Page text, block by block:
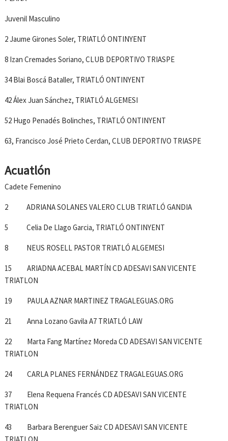
Juvenil Masculino
2 Jaume Girones Soler, TRIATLÓ ONTINYENT
8 Izan Cremades Soriano, CLUB DEPORTIVO TRIASPE
34 Blai Boscá Bataller, TRIATLÓ ONTINYENT
42 Álex Juan Sánchez, TRIATLÓ ALGEMESI
52 Hugo Penadés Bolinches, TRIATLÓ ONTINYENT
63, Francisco José Prieto Cerdan, CLUB DEPORTIVO TRIASPE
Acuatlón
Cadete Femenino
2 ADRIANA SOLANES VALERO CLUB TRIATLÓ GANDIA
5 Celia De Llago Garcia, TRIATLÓ ONTINYENT
8 NEUS ROSELL PASTOR TRIATLÓ ALGEMESI
15 ARIADNA ACEBAL MARTÍN CD ADESAVI SAN VICENTE
TRIATLON
19 PAULA AZNAR MARTINEZ TRAGALEGUAS.ORG
21 Anna Lozano Gavila A7 TRIATLÓ LAW
22 Marta Fang Martínez Moreda CD ADESAVI SAN VICENTE
TRIATLON
24 CARLA PLANES FERNÁNDEZ TRAGALEGUAS.ORG
37 Elena Requena Francés CD ADESAVI SAN VICENTE
TRIATLON
43 Barbara Berenguer Saiz CD ADESAVI SAN VICENTE
TRIATLON